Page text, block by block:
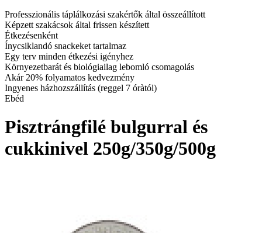
Professzionális táplálkozási szakértők által összeállított
Képzett szakácsok által frissen készített
Étkezésenként
Ínycsiklandó snackeket tartalmaz
Egy terv minden étkezési igényhez
Környezetbarát és biológiailag lebomló csomagolás
Akár 20% folyamatos kedvezmény
Ingyenes házhozszállítás (reggel 7 óràtól)
Ebéd
Pisztrángfilé bulgurral és
cukkinivel 250g/350g/500g